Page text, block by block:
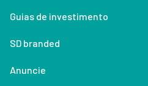
Guias de investimento
SD branded
Anuncie